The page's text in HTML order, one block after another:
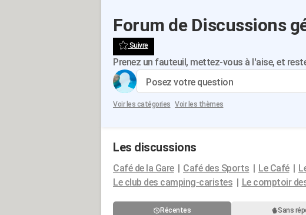
Forum de Discussions
Suivre
Prenez un fauteuil, mettez-vous à l'aise, et
Posez votre question
Voir les catégories Voir les thèmes
Les discussions
Café de la Gare Café des Sports Le Café
Le club des camping-caristes
Le comptoir
Récentes Sans